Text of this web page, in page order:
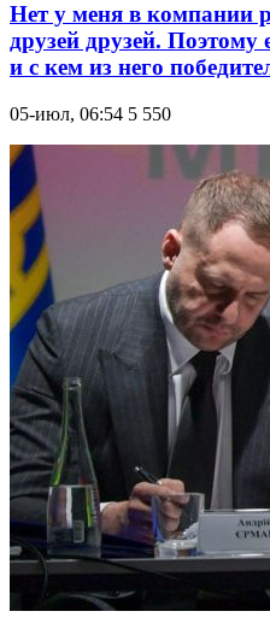
Нет у меня в компании
друзей друзей. Поэтому
и с кем из него
05-июл, 06:54 5 550